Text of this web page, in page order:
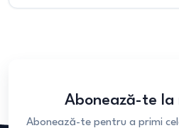
Abonează-te la
Abonează-te pentru a primi